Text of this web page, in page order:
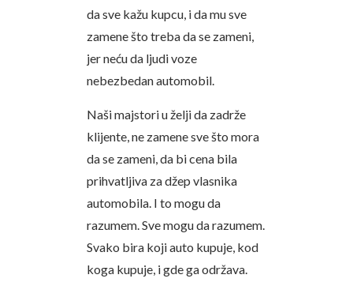
da sve kažu kupcu, i da mu sve
zamene što treba da se zameni,
jer neću da ljudi voze
nebezbedan automobil.
Naši majstori u želji da zadrže
klijente, ne zamene sve što mora
da se zameni, da bi cena bila
prihvatljiva za džep vlasnika
automobila. I to mogu da
razumem. Sve mogu da razumem.
Svako bira koji auto kupuje, kod
koga kupuje, i gde ga održava.